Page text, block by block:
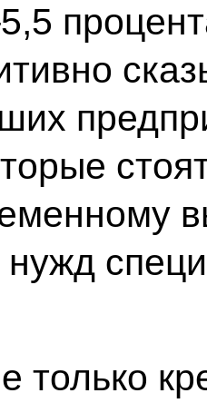
только